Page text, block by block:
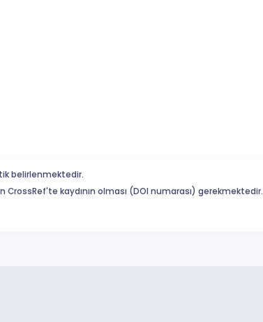
belirlenmektedir.
kaydının olması (DOI numarası) gerekmektedir.